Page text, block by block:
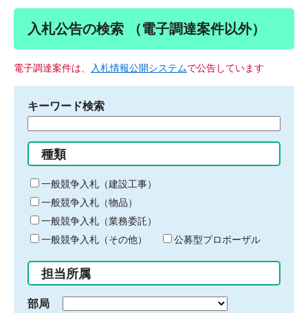
入札公告の検索 （電子調達案件以外）
電子調達案件は、 入札情報公開システムで公告しています
キーワード検索
る
キ
ー
ワ
ー
ド
入
力
種類
一般競争入札（建設工事）
一般競争入札（物品）
一般競争入札（業務委託）
一般競争入札（その他）
公募型プロポーザル
担当所属
部局